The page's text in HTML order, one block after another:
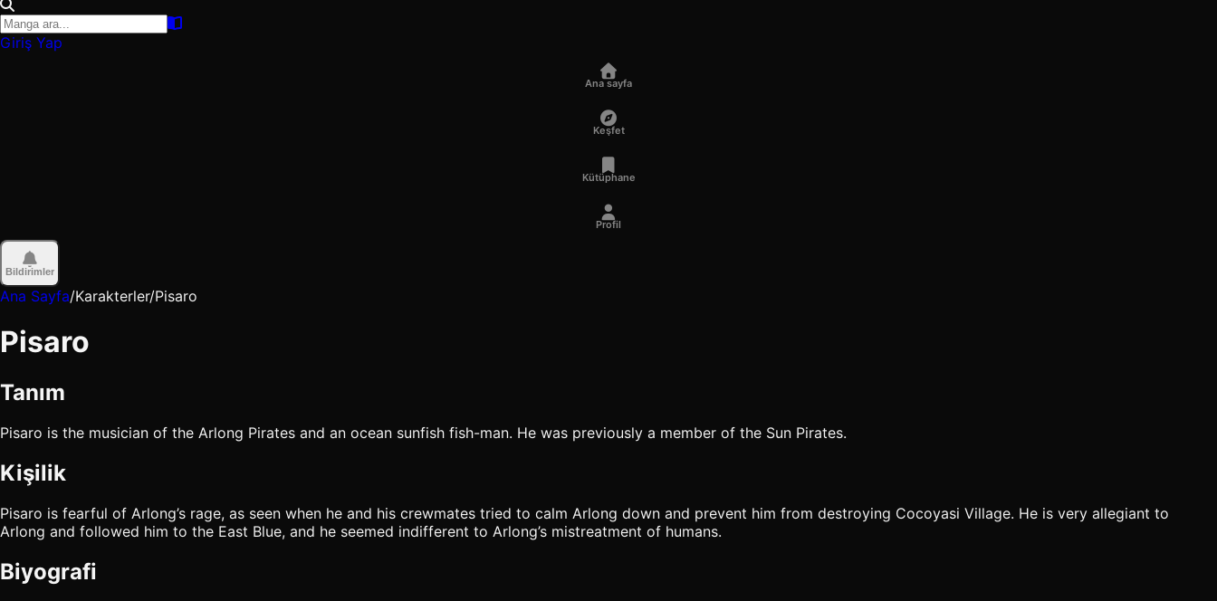
Giriş Yap
Ana sayfa
Keşfet
Kütüphane
Profil
Bildirimler
Ana Sayfa/Karakterler/Pisaro
Pisaro
Tanım
Pisaro is the musician of the Arlong Pirates and an ocean sunfish fish-man. He was previously a member of the Sun Pirates.
Kişilik
Pisaro is fearful of Arlong’s rage, as seen when he and his crewmates tried to calm Arlong down and prevent him from destroying Cocoyasi Village. He is very allegiant to
Arlong and followed him to the East Blue, and he seemed indifferent to Arlong’s mistreatment of humans.
Biyografi